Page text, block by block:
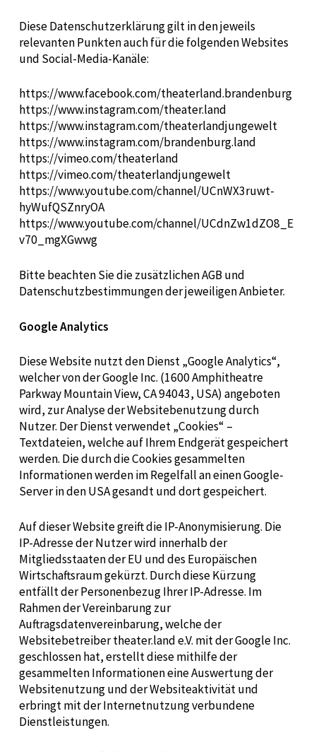
Diese Datenschutzerklärung gilt in den jeweils
relevanten Punkten auch für die folgenden Websites
und Social-Media-Kanäle:
https://www.facebook.com/theaterland.brandenburg
https://www.instagram.com/theater.land
https://www.instagram.com/theaterlandjungewelt
https://www.instagram.com/brandenburg.land
https://vimeo.com/theaterland
https://vimeo.com/theaterlandjungewelt
https://www.youtube.com/channel/UCnWX3ruwt-
hyWufQSZnryOA
https://www.youtube.com/channel/UCdnZw1dZO8_E
v70_mgXGwwg
Bitte beachten Sie die zusätzlichen AGB und
Datenschutzbestimmungen der jeweiligen Anbieter.
Google Analytics
Diese Website nutzt den Dienst „Google Analytics“,
welcher von der Google Inc. (1600 Amphitheatre
Parkway Mountain View, CA 94043, USA) angeboten
wird, zur Analyse der Websitebenutzung durch
Nutzer. Der Dienst verwendet „Cookies“ –
Textdateien, welche auf Ihrem Endgerät gespeichert
werden. Die durch die Cookies gesammelten
Informationen werden im Regelfall an einen Google-
Server in den USA gesandt und dort gespeichert.
Auf dieser Website greift die IP-Anonymisierung. Die
IP-Adresse der Nutzer wird innerhalb der
Mitgliedsstaaten der EU und des Europäischen
Wirtschaftsraum gekürzt. Durch diese Kürzung
entfällt der Personenbezug Ihrer IP-Adresse. Im
Rahmen der Vereinbarung zur
Auftragsdatenvereinbarung, welche der
Websitebetreiber theater.land e.V. mit der Google Inc.
geschlossen hat, erstellt diese mithilfe der
gesammelten Informationen eine Auswertung der
Websitenutzung und der Websiteaktivität und
erbringt mit der Internetnutzung verbundene
Dienstleistungen.